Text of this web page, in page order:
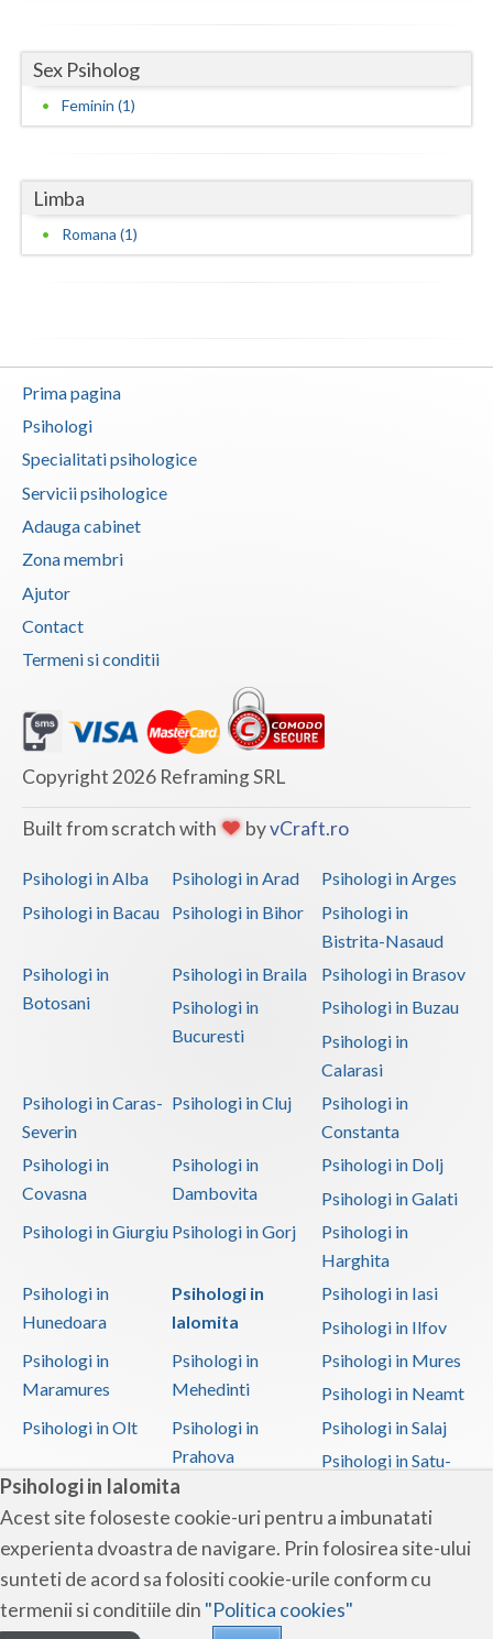
Psihologi in Ialomita
Acest site foloseste cookie-uri pentru a imbunatati
experienta dvoastra de navigare. Prin folosirea site-ului
sunteti de acord sa folositi cookie-urile conform cu
termenii si conditiile din "Politica cookies"
Timis
Tulcea
Vaslui
Vrancea
Sex Psiholog
Feminin (1)
Limba
Romana (1)
Prima pagina
Psihologi
Specialitati psihologice
Servicii psihologice
Adauga cabinet
Zona membri
Ajutor
Contact
Termeni si conditii
Copyright 2026 Reframing SRL
Built from scratch with byvCraft.ro
Psihologi in Alba Psihologi in Arad
Psihologi in Arges
Psihologi in Bacau
Psihologi in Bihor
Psihologi in
Bistrita-Nasaud
Psihologi in
Botosani
Psihologi in Braila
Psihologi in Brasov
Psihologi in
Bucuresti
Psihologi in Buzau
Psihologi in
Calarasi
Psihologi in Caras-
Severin
Psihologi in Cluj
Psihologi in
Constanta
Psihologi in
Covasna
Psihologi in
Dambovita
Psihologi in Dolj
Psihologi in Galati
Psihologi in Giurgiu Psihologi in Gorj
Psihologi in
Harghita
Psihologi in
Hunedoara
Psihologi in
Ialomita
Psihologi in Iasi
Psihologi in Ilfov
Psihologi in
Maramures
Psihologi in
Mehedinti
Psihologi in Mures
Psihologi in Neamt
Psihologi in Olt
Psihologi in
Prahova
Psihologi in Salaj
Psihologi in Satu-
Psihologi in Sibiu
Psihologi in
Suceava
Psihologi in
Teleorman
Psihologi in Timis
Psihologi in Tulcea Psihologi in Valcea
Psihologi in Vaslui
Psihologi in